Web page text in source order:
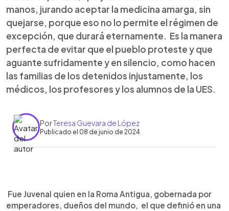
manos, jurando aceptar la medicina amarga, sin
quejarse, porque eso no lo permite el régimen de
excepción, que durará eternamente. Es la manera
perfecta de evitar que el pueblo proteste y que
aguante sufridamente y en silencio, como hacen
las familias de los detenidos injustamente, los
médicos, los profesores y los alumnos de la UES.
PorTeresa Guevara de López
Publicado el 08 de junio de 2024
Escuchar artículo
Fue Juvenal quien en la Roma Antigua, gobernada por
emperadores, dueños del mundo, el que definió en una